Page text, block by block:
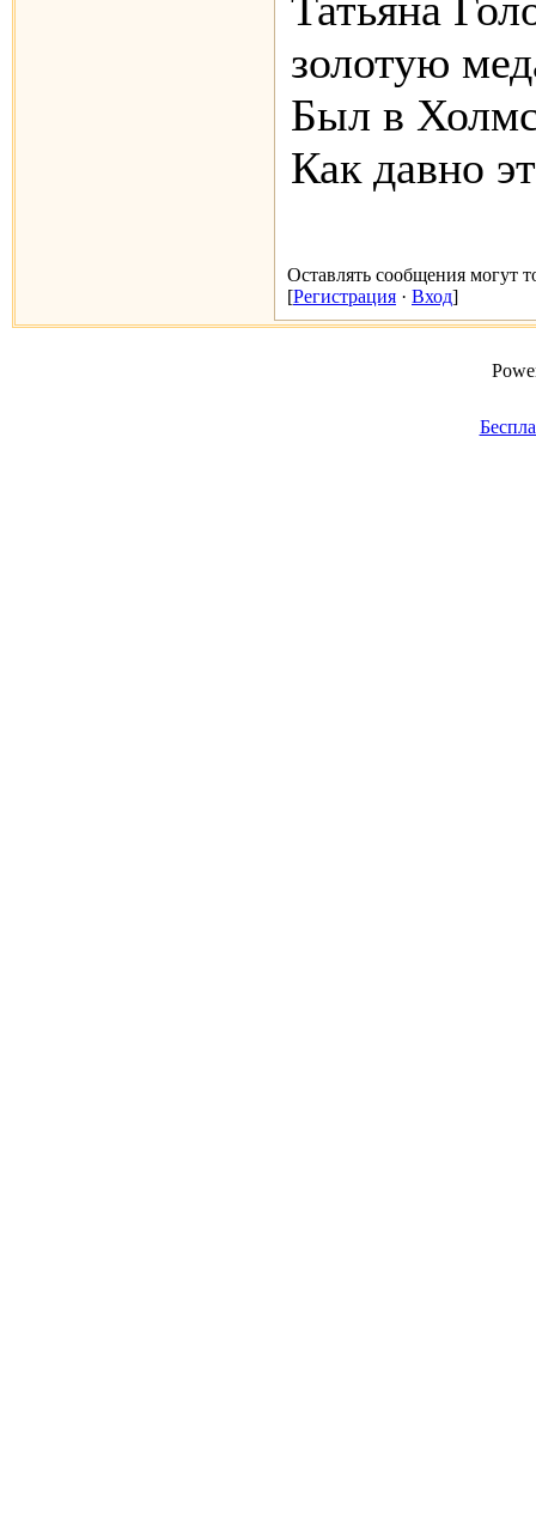
золотую
Был в
Как давно
Оставлять сообщения могут
[Регистрация · Вход]